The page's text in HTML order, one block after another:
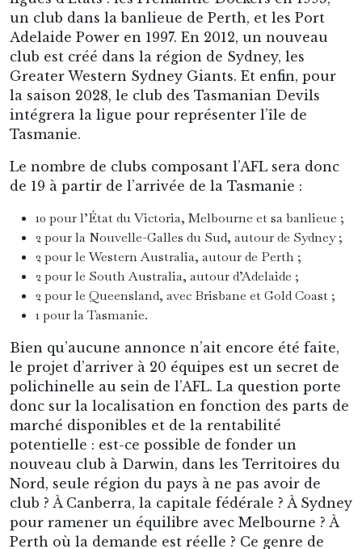
pour ramener un équilibre avec Melbourne ? À
Perth où la demande est réelle ? Ce genre de
question n’est pas à prendre à la légère au vu du
fonctionnement de la ligue.
Les 18 Clubs de l’AFL pour la saison 2026
Une ligue fermée, mais une culture de clubs
L’AFL est donc uneligue fermée, au sein de
laquelle on ne peut entrer que sur dossier et
approbation de la ligue. Néanmoins, on ne parle
pas de franchises pour désigner les équipes,
mais bien de clubs. Et pour cause :
contrairement au système que l’on peut voir en
Amérique du Nord, les clubs d’AFL ne sont
généralement pas détenus par de richissimes
propriétaires privés. Les clubs fonctionnent
selon des systèmes variés, mais gardent une
logique de membres, même si toutes les équipes
ne sont pas directement détenues par leurs
supporters.